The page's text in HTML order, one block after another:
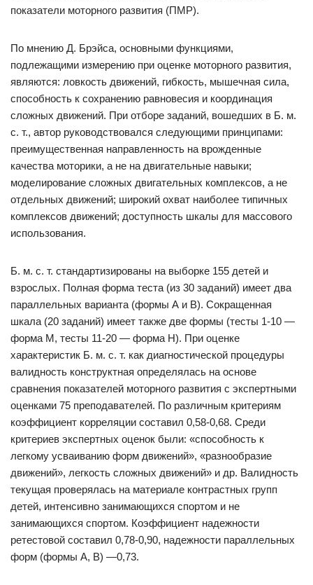
показатели моторного развития (ПМР).
По мнению Д. Брэйса, основными функциями,
подлежащими измерению при оценке моторного развития,
являются: ловкость движений, гибкость, мышечная сила,
способность к сохранению равновесия и координация
сложных движений. При отборе заданий, вошедших в Б. м.
с. т., автор руководствовался следующими принципами:
преимущественная направленность на врожденные
качества моторики, а не на двигательные навыки;
моделирование сложных двигательных комплексов, а не
отдельных движений; широкий охват наиболее типичных
комплексов движений; доступность шкалы для массового
использования.
Б. м. с. т. стандартизированы на выборке 155 детей и
взрослых. Полная форма теста (из 30 заданий) имеет два
параллельных варианта (формы А и В). Сокращенная
шкала (20 заданий) имеет также две формы (тесты 1-10 —
форма М, тесты 11-20 — форма Н). При оценке
характеристик Б. м. с. т. как диагностической процедуры
валидность конструктная определялась на основе
сравнения показателей моторного развития с экспертными
оценками 75 преподавателей. По различным критериям
коэффициент корреляции составил 0,58-0,68. Среди
критериев экспертных оценок были: «способность к
легкому усваиванию форм движений», «разнообразие
движений», легкость сложных движений» и др. Валидность
текущая проверялась на материале контрастных групп
детей, интенсивно занимающихся спортом и не
занимающихся спортом. Коэффициент надежности
ретестовой составил 0,78-0,90, надежности параллельных
форм (формы А, В) —0,73.